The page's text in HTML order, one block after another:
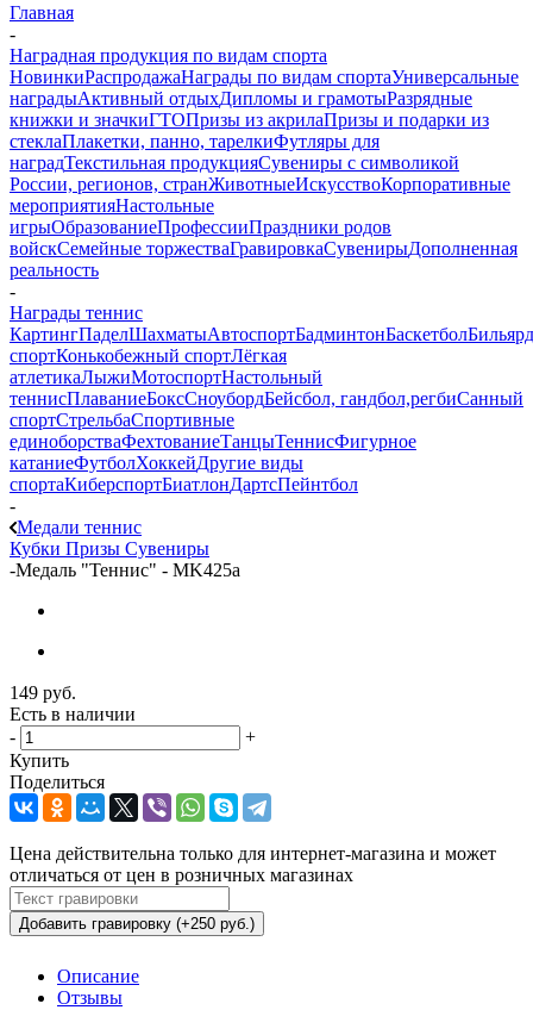
Главная
-
Наградная продукция по видам спорта
НовинкиРаспродажаНаграды по видам спортаУниверсальные
наградыАктивный отдыхДипломы и грамотыРазрядные
книжки и значкиГТОПризы из акрилаПризы и подарки из
стеклаПлакетки, панно, тарелкиФутляры для
наградТекстильная продукцияСувениры с символикой
России, регионов, странЖивотныеИскусствоКорпоративные
мероприятияНастольные
игрыОбразованиеПрофессииПраздники родов
войскСемейные торжестваГравировкаСувенирыДополненная
реальность
-
Награды теннис
КартингПаделШахматыАвтоспортБадминтонБаскетболБильярд
спортКонькобежный спортЛёгкая
атлетикаЛыжиМотоспортНастольный
теннисПлаваниеБоксСноубордБейсбол, гандбол,регбиСанный
спортСтрельбаСпортивные
единоборстваФехтованиеТанцыТеннисФигурное
катаниеФутболХоккейДругие виды
спортаКиберспортБиатлонДартсПейнтбол
-
Медали теннис
Кубки Призы Сувениры
-Медаль "Теннис" - MK425a
149 руб.
Есть в наличии
-
+
Купить
Поделиться
Цена действительна только для интернет-магазина и может
отличаться от цен в розничных магазинах
Добавить гравировку (+250 руб.)
Описание
Отзывы